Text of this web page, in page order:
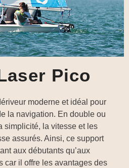
Pico
moderne et idéal pour
la navigation. En double ou
simplicité, la vitesse et les
assurés. Ainsi, ce support
aux débutants qu’aux
car il offre les avantages des